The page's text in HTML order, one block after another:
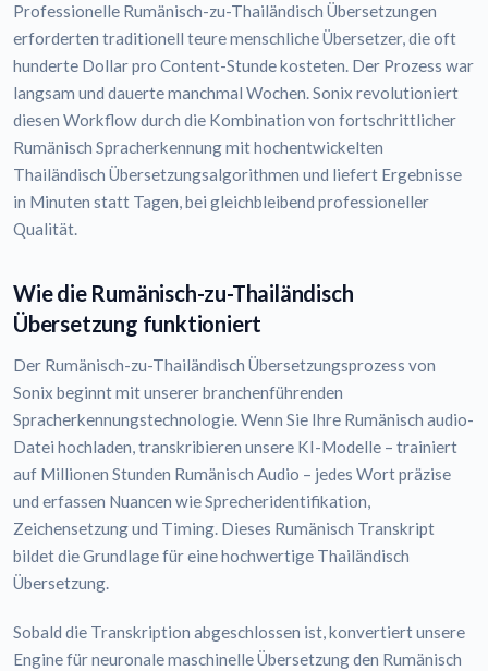
Professionelle Rumänisch-zu-Thailändisch Übersetzungen
erforderten traditionell teure menschliche Übersetzer, die oft
hunderte Dollar pro Content-Stunde kosteten. Der Prozess war
langsam und dauerte manchmal Wochen. Sonix revolutioniert
diesen Workflow durch die Kombination von fortschrittlicher
Rumänisch Spracherkennung mit hochentwickelten
Thailändisch Übersetzungsalgorithmen und liefert Ergebnisse
in Minuten statt Tagen, bei gleichbleibend professioneller
Qualität.
Wie die Rumänisch-zu-Thailändisch
Übersetzung funktioniert
Der Rumänisch-zu-Thailändisch Übersetzungsprozess von
Sonix beginnt mit unserer branchenführenden
Spracherkennungstechnologie. Wenn Sie Ihre Rumänisch audio-
Datei hochladen, transkribieren unsere KI-Modelle – trainiert
auf Millionen Stunden Rumänisch Audio – jedes Wort präzise
und erfassen Nuancen wie Sprecheridentifikation,
Zeichensetzung und Timing. Dieses Rumänisch Transkript
bildet die Grundlage für eine hochwertige Thailändisch
Übersetzung.
Sobald die Transkription abgeschlossen ist, konvertiert unsere
Engine für neuronale maschinelle Übersetzung den Rumänisch